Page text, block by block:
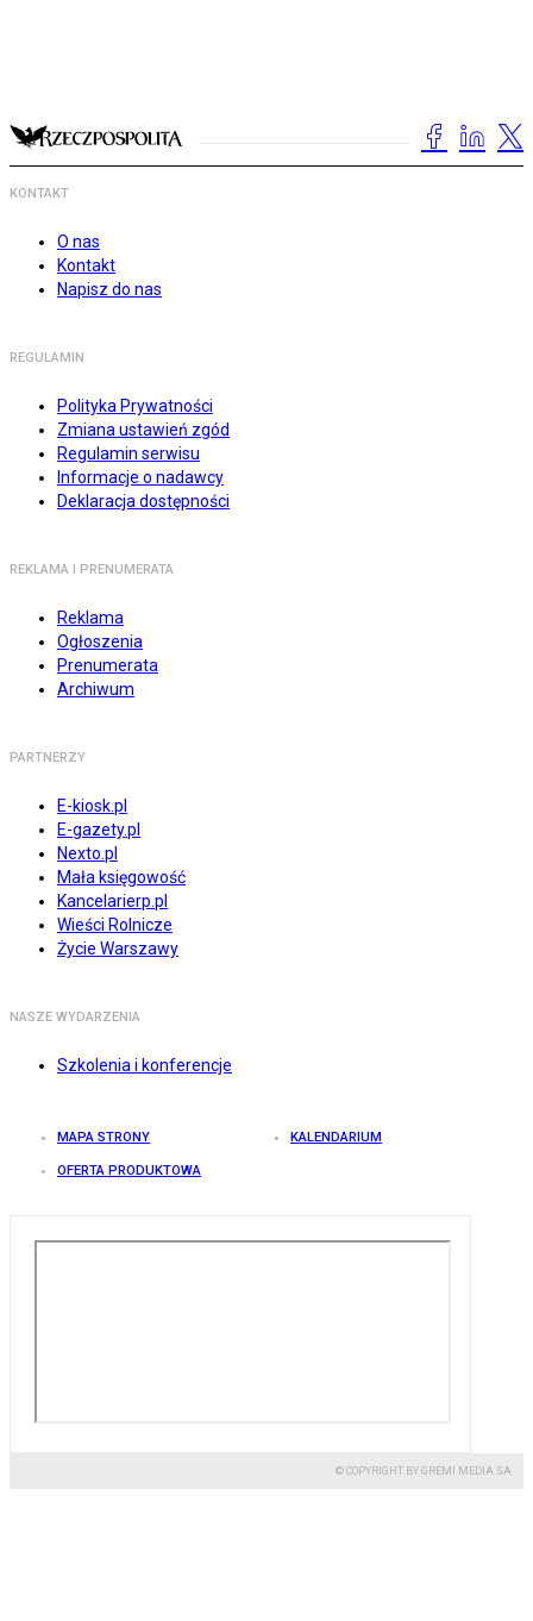
KONTAKT
O nas
Kontakt
Napisz do nas
REGULAMIN
Polityka Prywatności
Zmiana ustawień zgód
Regulamin serwisu
Informacje o nadawcy
Deklaracja dostępności
REKLAMA I PRENUMERATA
Reklama
Ogłoszenia
Prenumerata
Archiwum
PARTNERZY
E-kiosk.pl
E-gazety.pl
Nexto.pl
Mała księgowość
Kancelarierp.pl
Wieści Rolnicze
Życie Warszawy
NASZE WYDARZENIA
Szkolenia i konferencje
MAPA STRONY KALENDARIUM
OFERTA PRODUKTOWA
© COPYRIGHT BY GREMI MEDIA SA